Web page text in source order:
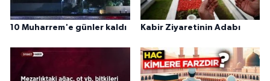
10 Muharrem'e günler kaldı Kabir Ziyaretinin Adabı
Rize Müftülüğü
Samsun Müftülüğü